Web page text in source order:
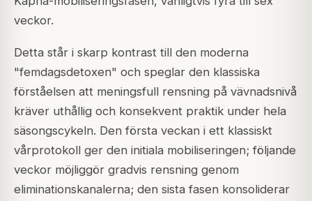
veckor.
Detta står i skarp kontrast till den moderna
"femdagsdetoxen" och speglar den klassiska
förståelsen att meningsfull rensning på vävnadsnivå
kräver uthållig och konsekvent praktik under hela
säsongscykeln. Den första veckan i ett klassiskt
vårprotokoll ger den initiala mobiliseringen; följande
veckor möjliggör gradvis rensning genom
eliminationskanalerna; den sista fasen konsoliderar